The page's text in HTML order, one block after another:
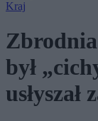
Kraj
był
usłyszał